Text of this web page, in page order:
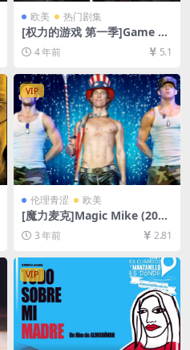
欧美 热门剧集
[权力的游戏 第一季]Game of
Thrones Season 1 (2011)[百
度网盘+迅雷云盘+阿里云盘资
GB][中英字幕]
4 年前 5.1
VIP
伦理青涩 欧美
[魔力麦克]Magic Mike (201
2)[百度网盘+夸克网盘1080P
超清未删减资源][网盘在线播
放/下载][MP4/6.7GB][中英字
幕]
3 年前 2.81
VIP